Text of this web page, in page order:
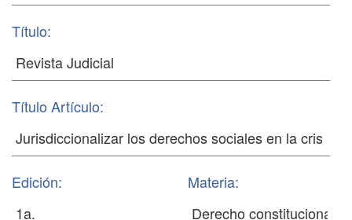
Título:
Título Artículo:
Edición: Materia: